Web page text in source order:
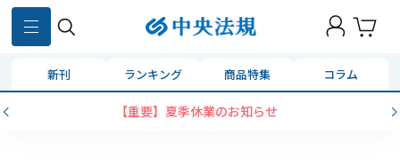
新刊 ランキング 商品特集 コラム
【重要】夏季休業のお知らせ